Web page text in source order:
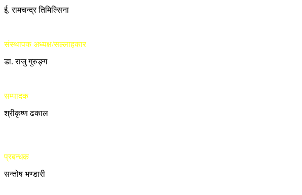
ई. रामचन्द्र तिमिल्सिना
संस्थापक अध्यक्ष/सल्लाहकार
डा. राजु गुरुङ्ग
सम्पादक
श्रीकृष्ण ढकाल
प्रबन्धक
सन्तोष भण्डारी